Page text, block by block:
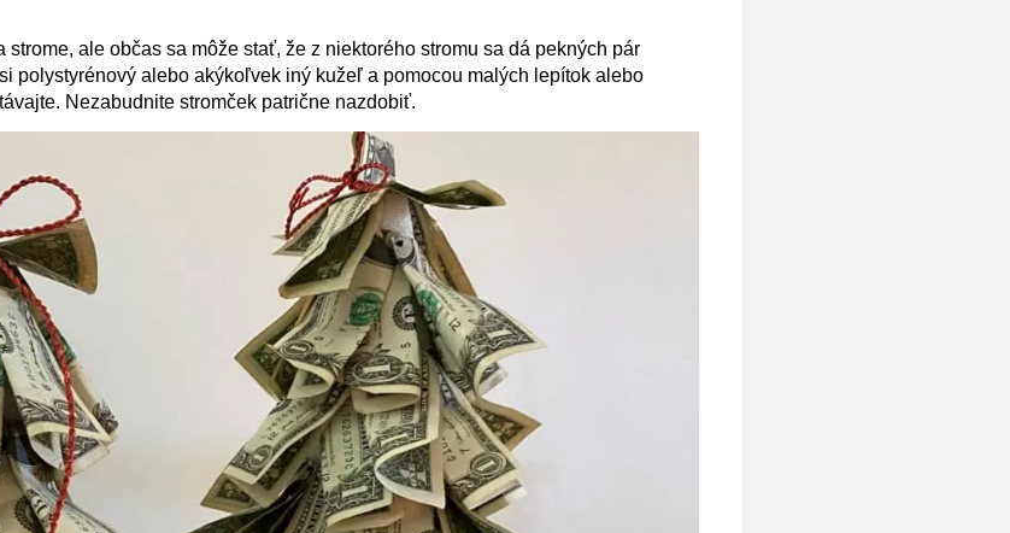
strome, ale občas sa môže stať, že z niektorého stromu sa dá pekných pár
polystyrénový alebo akýkoľvek iný kužeľ a pomocou malých lepítok alebo
Nezabudnite stromček patrične nazdobiť.